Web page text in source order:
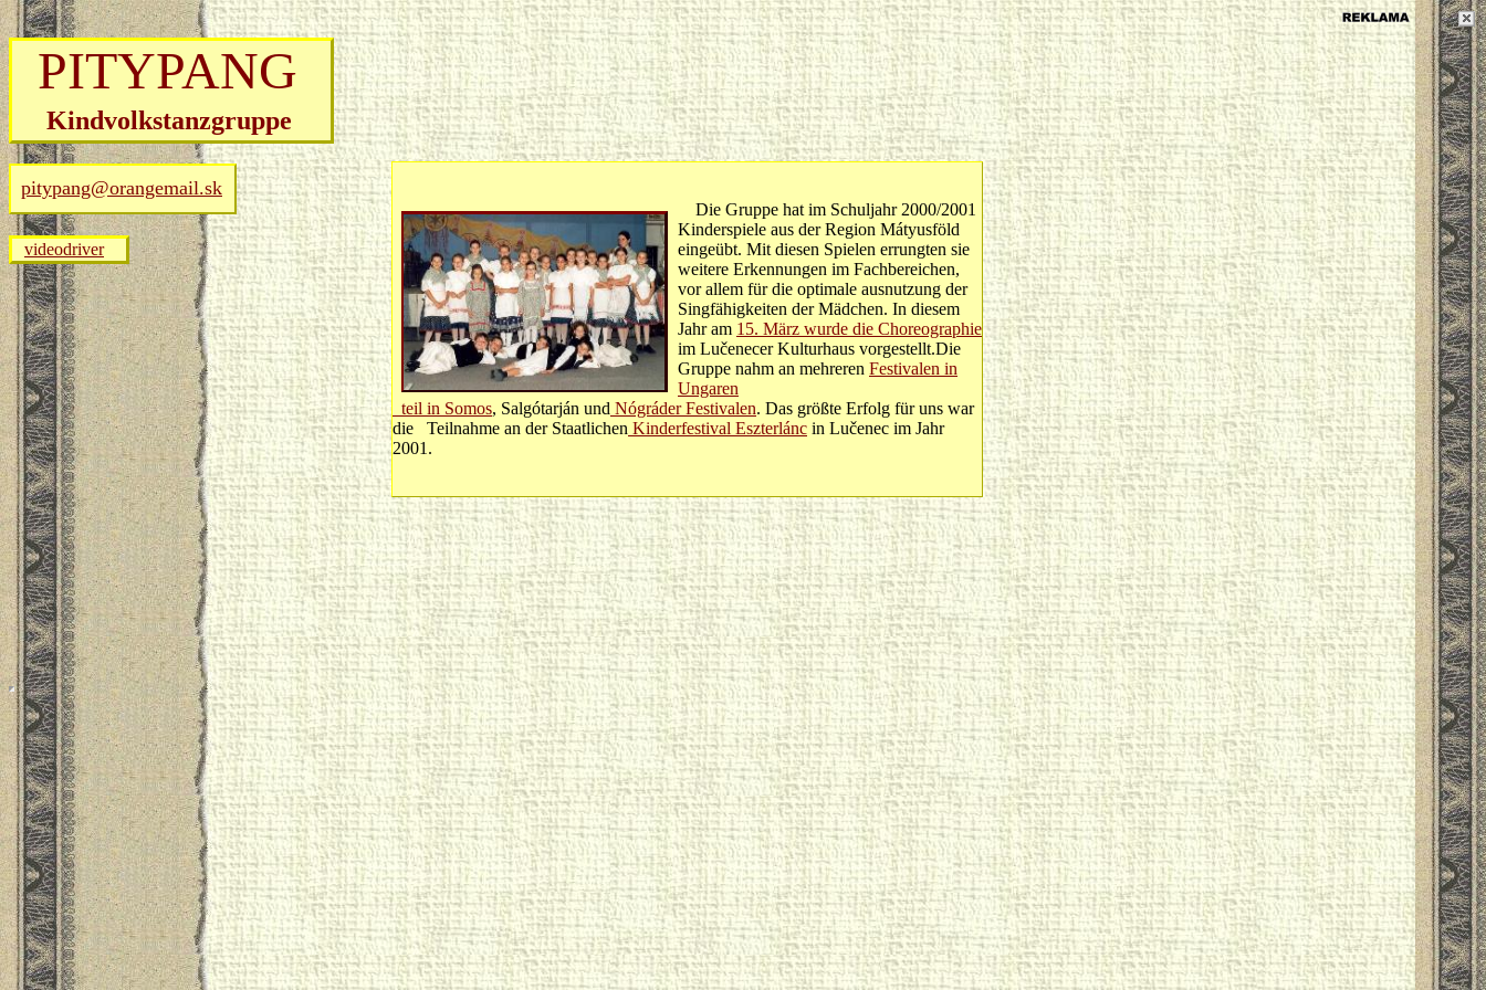
PITYPANG
Kindvolkstanzgruppe
pitypang@orangemail.sk
videodriver
Die Gruppe hat im Schuljahr 2000/2001
Kinderspiele aus der Region Mátyusföld
eingeübt. Mit diesen Spielen errungten sie
weitere Erkennungen im Fachbereichen,
vor allem für die optimale ausnutzung der
Singfähigkeiten der Mädchen. In diesem
Jahr am 15. März wurde die Choreographie
im Lučenecer Kulturhaus vorgestellt.Die
Gruppe nahm an mehreren Festivalen in
Ungaren
teil in Somos, Salgótarján und Nógráder Festivalen. Das größte Erfolg für uns war
die Teilnahme an der Staatlichen Kinderfestival Eszterlánc in Lučenec im Jahr
2001.